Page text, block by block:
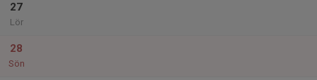
27
Lör
28
Sön